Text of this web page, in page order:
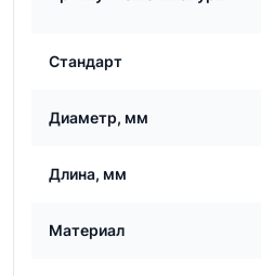
Стандарт
Диаметр, мм
Длина, мм
Материал